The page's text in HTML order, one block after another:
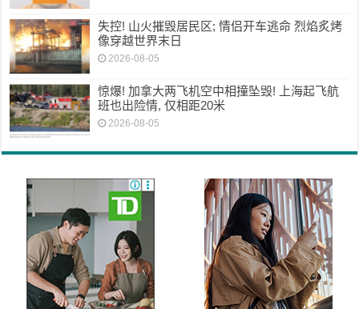
失控! 山火摧毁居民区; 情侣开车逃命 烈焰炙烤
像穿越世界末日
2026-08-05
惊爆! 加拿大两飞机空中相撞坠毁! 上海起飞航
班也出险情, 仅相距20米
2026-08-05